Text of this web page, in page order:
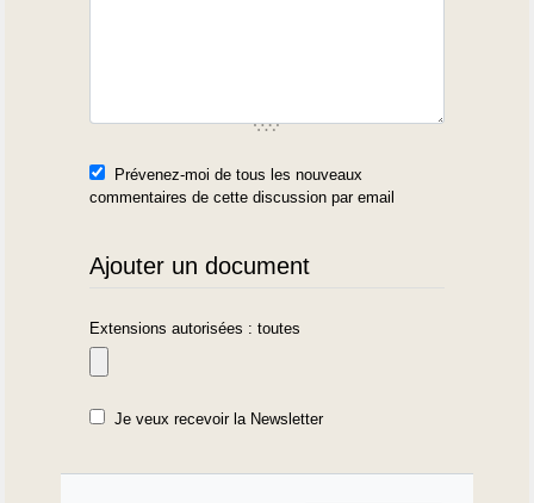
Prévenez-moi de tous les nouveaux
commentaires de cette discussion par email
Ajouter un document
Extensions autorisées : toutes
Je veux recevoir la Newsletter